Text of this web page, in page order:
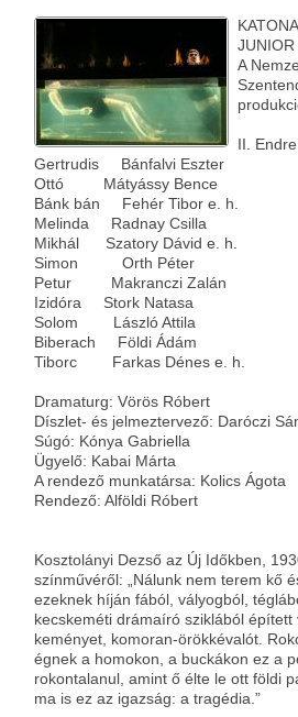
A
II.
Gertrudis Bánfalvi Eszter
Ottó Mátyássy Bence
Bánk bán Fehér Tibor e. h.
Melinda Radnay Csilla
Mikhál Szatory Dávid e. h.
Simon Orth Péter
Petur Makranczi Zalán
Izidóra Stork Natasa
Solom László Attila
Biberach Földi Ádám
Tiborc Farkas Dénes e. h.
Dramaturg: Vörös Róbert
Díszlet- és jelmeztervező: Daróczi
Súgó: Kónya Gabriella
Ügyelő: Kabai Márta
A rendező munkatársa: Kolics Ágota
Rendező: Alföldi Róbert
Kosztolányi Dezső az Új Időkben,
színművéről: „Nálunk nem terem kő
ezeknek híján fából, vályogból,
kecskeméti drámaíró sziklából épített
keményet, komoran-örökkévalót.
égnek a homokon, a buckákon ez a
rokontalanul, amint ő élte le ott földi
ma is ez az igazság: a tragédia.”